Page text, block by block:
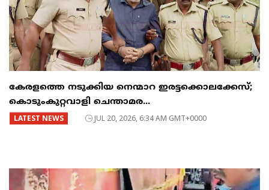
കേരളത്തെ നടുക്കിയ നെന്മാറ ഇരട്ടക്കൊലക്കേസ്;
കൊടുംകുറ്റവാളി ചെന്താമര...
LATEST NEWS JUL 20, 2026, 6:34 AM GMT+0000